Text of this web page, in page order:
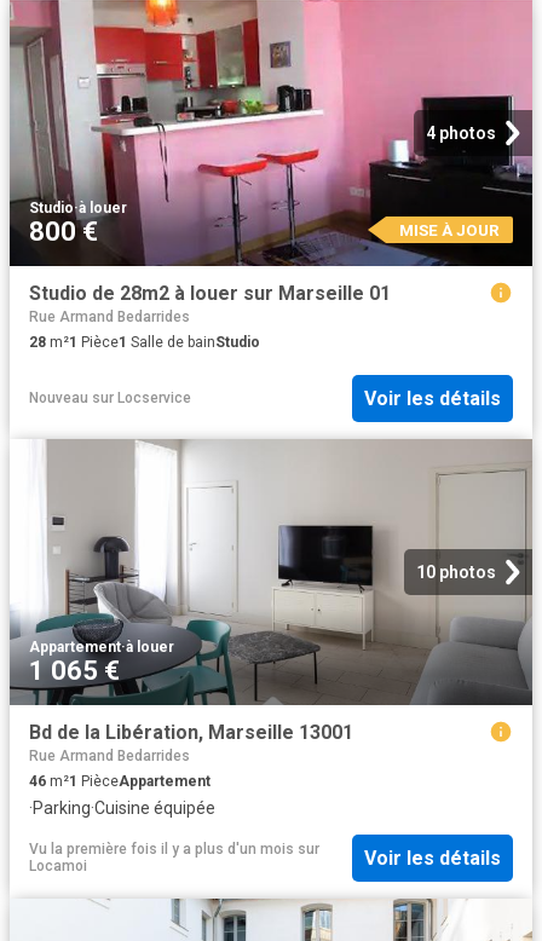
4 photos
Studio·à louer
800 € MISE À JOUR
Studio de 28m2 à louer sur Marseille 01
Rue Armand Bedarrides
28 m²1 Pièce1 Salle de bainStudio
Nouveau sur Locservice Voir les détails
10 photos
Appartement·à louer
1 065 €
Bd de la Libération, Marseille 13001
Rue Armand Bedarrides
46 m²1 PièceAppartement
·Parking·Cuisine équipée
Vu la première fois il y a plus d'un mois sur
Locamoi
Voir les détails